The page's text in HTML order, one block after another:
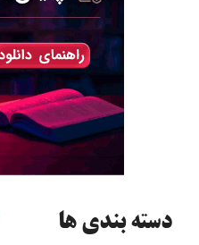
دسته‌ بندی ها